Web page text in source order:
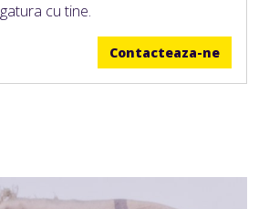
cu tine.
Contacteaza-ne